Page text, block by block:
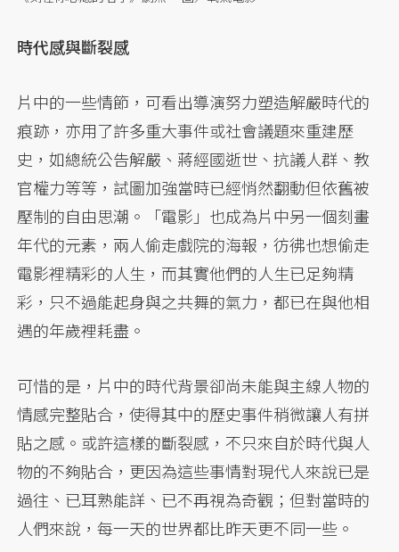
時代感與斷裂感
片中的一些情節，可看出導演努力塑造解嚴時代的
痕跡，亦用了許多重大事件或社會議題來重建歷
史，如總統公告解嚴、蔣經國逝世、抗議人群、教
官權力等等，試圖加強當時已經悄然翻動但依舊被
壓制的自由思潮。「電影」也成為片中另一個刻畫
年代的元素，兩人偷走戲院的海報，彷彿也想偷走
電影裡精彩的人生，而其實他們的人生已足夠精
彩，只不過能起身與之共舞的氣力，都已在與他相
遇的年歲裡耗盡。
可惜的是，片中的時代背景卻尚未能與主線人物的
情感完整貼合，使得其中的歷史事件稍微讓人有拼
貼之感。或許這樣的斷裂感，不只來自於時代與人
物的不夠貼合，更因為這些事情對現代人來說已是
過往、已耳熟能詳、已不再視為奇觀；但對當時的
人們來說，每一天的世界都比昨天更不同一些。